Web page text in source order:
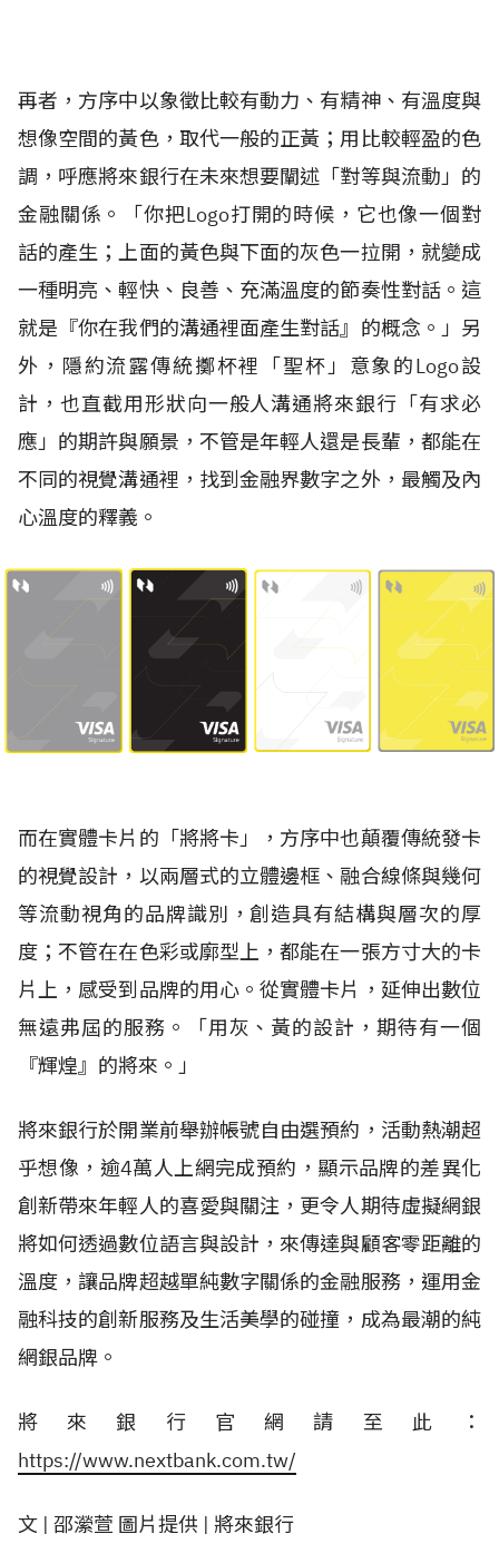
再者，方序中以象徵比較有動力、有精神、有溫度與
想像空間的黃色，取代一般的正黃；用比較輕盈的色
調，呼應將來銀行在未來想要闡述「對等與流動」的
金融關係。「你把Logo打開的時候，它也像一個對
話的產生；上面的黃色與下面的灰色一拉開，就變成
一種明亮、輕快、良善、充滿溫度的節奏性對話。這
就是『你在我們的溝通裡面產生對話』的概念。」另
外，隱約流露傳統擲杯裡「聖杯」意象的Logo設
計，也直截用形狀向一般人溝通將來銀行「有求必
應」的期許與願景，不管是年輕人還是長輩，都能在
不同的視覺溝通裡，找到金融界數字之外，最觸及內
心溫度的釋義。
而在實體卡片的「將將卡」，方序中也顛覆傳統發卡
的視覺設計，以兩層式的立體邊框、融合線條與幾何
等流動視角的品牌識別，創造具有結構與層次的厚
度；不管在在色彩或廓型上，都能在一張方寸大的卡
片上，感受到品牌的用心。從實體卡片，延伸出數位
無遠弗屆的服務。「用灰、黃的設計，期待有一個
『輝煌』的將來。」
將來銀行於開業前舉辦帳號自由選預約，活動熱潮超
乎想像，逾4萬人上網完成預約，顯示品牌的差異化
創新帶來年輕人的喜愛與關注，更令人期待虛擬網銀
將如何透過數位語言與設計，來傳達與顧客零距離的
溫度，讓品牌超越單純數字關係的金融服務，運用金
融科技的創新服務及生活美學的碰撞，成為最潮的純
網銀品牌。
將來銀行官網請至此：
https://www.nextbank.com.tw/
文 | 邵瀠萱 圖片提供 | 將來銀行